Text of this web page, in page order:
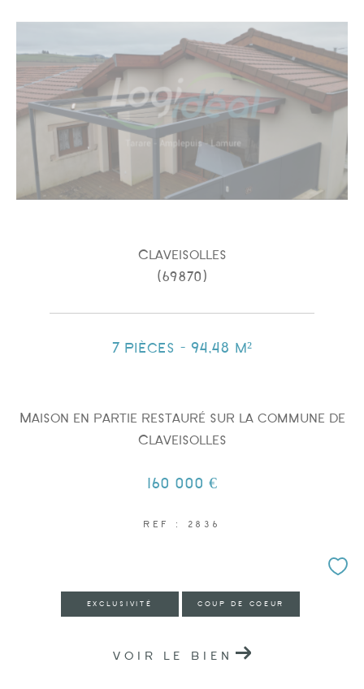
Claveisolles
(69870)
7 pièces - 94,48 m²
Maison en partie restauré sur la commune de
Claveisolles
160 000 €
REF : 2836
EXCLUSIVITÉ COUP DE COEUR
VOIR LE BIEN
EXCLUSIVITÉS NOUVEAUTÉS
RECHERCHER